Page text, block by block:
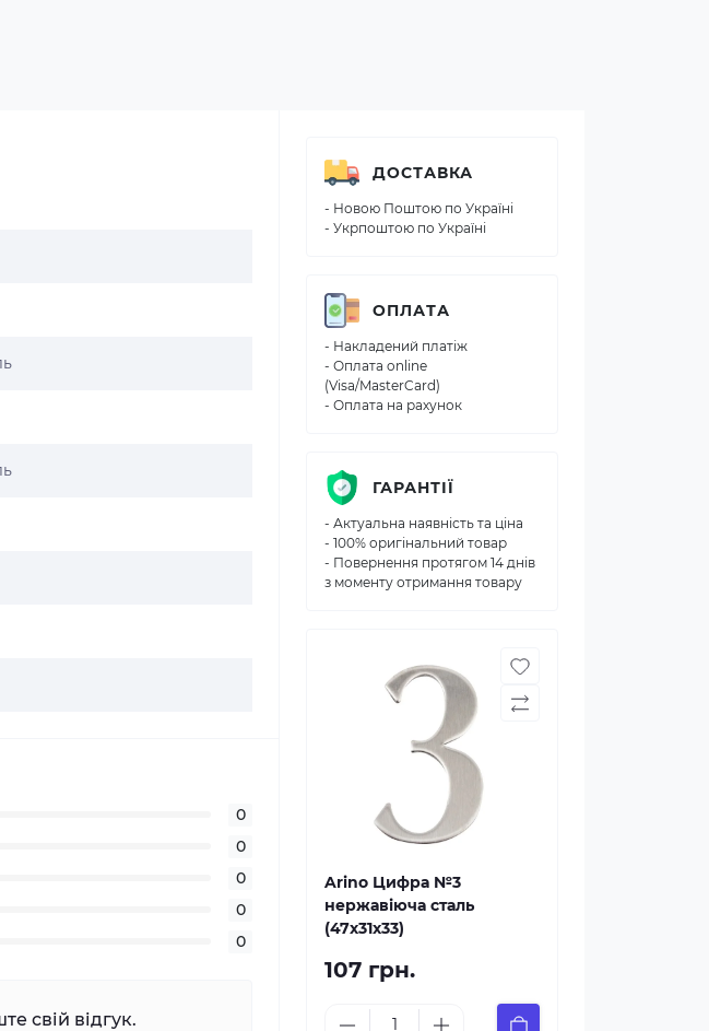
0
0
0
0
0
свій відгук.
ДОСТАВКА
- Новою Поштою по Україні
- Укрпоштою по Україні
ОПЛАТА
- Накладений платіж
- Оплата online
(Visa/MasterCard)
- Оплата на рахунок
ГАРАНТІЇ
- Актуальна наявність та ціна
- 100% оригінальний товар
- Повернення протягом 14 днів
з моменту отримання товару
Arino Цифра №3
нержавіюча сталь
(47x31x33)
107 грн.